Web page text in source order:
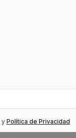
y Política de Privacidad